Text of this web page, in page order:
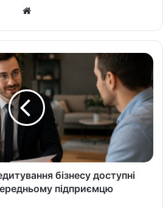
са
йт
бізнесу доступні
підприємцю